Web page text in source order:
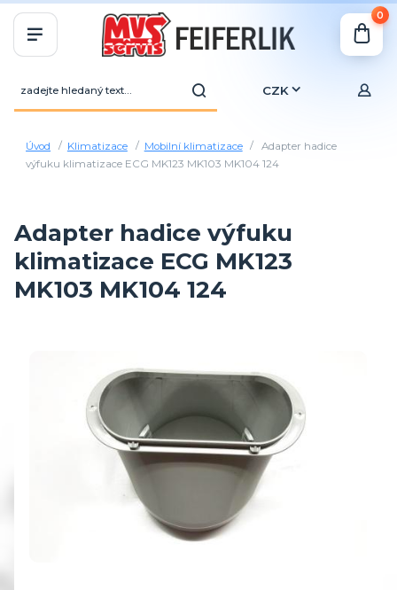
CZK
0
Úvod Klimatizace Mobilní klimatizace
Adapter hadice
výfuku klimatizace ECG MK123 MK103 MK104 124
Adapter hadice výfuku
klimatizace ECG MK123
MK103 MK104 124